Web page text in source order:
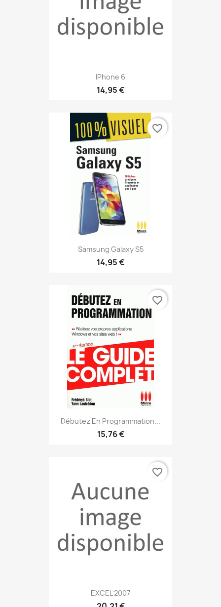
IPhone 6
14,95 €
Samsung Galaxy S5
14,95 €
favorite_border
Débutez En Programmation...
15,76 €
favorite_border
EXCEL 2007
favorite_border